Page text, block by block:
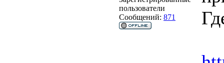
пользователи
Сообщений: 871